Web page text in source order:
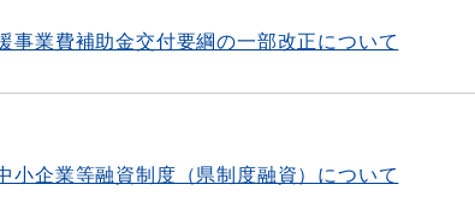
事業費補助金交付要綱の一部改正について
小企業等融資制度（県制度融資）について